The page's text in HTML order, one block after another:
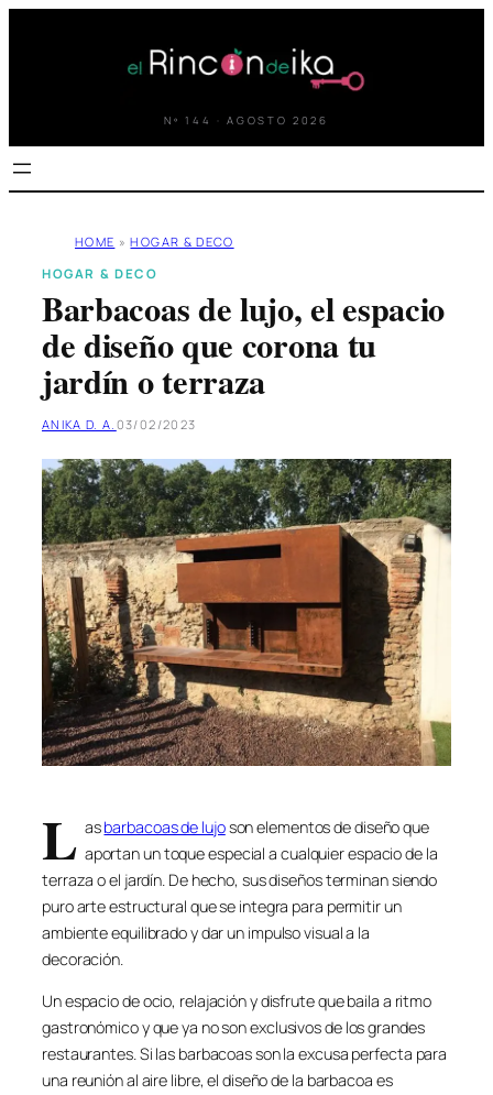
Nº 144 · AGOSTO 2026
HOME » HOGAR & DECO
HOGAR & DECO
Barbacoas de lujo, el espacio
de diseño que corona tu
jardín o terraza
ANIKA D. A. 03/02/2023
L asbarbacoas de lujoson elementos de diseño que
aportan un toque especial a cualquier espacio de la
terraza o el jardín. De hecho, sus diseños terminan siendo
puro arte estructural que se integra para permitir un
ambiente equilibrado y dar un impulso visual a la
decoración.
Un espacio de ocio, relajación y disfrute que baila a ritmo
gastronómico y que ya no son exclusivos de los grandes
restaurantes. Si las barbacoas son la excusa perfecta para
una reunión al aire libre, el diseño de la barbacoa es